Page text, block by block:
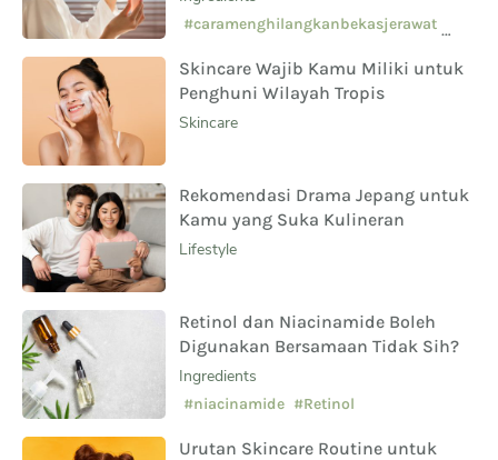
Sampingnya?
#caramenghilangkanbekasjerawat
#skincarepemula
Skincare Wajib Kamu Miliki untuk
Penghuni Wilayah Tropis
Skincare
Rekomendasi Drama Jepang untuk
Kamu yang Suka Kulineran
Lifestyle
Retinol dan Niacinamide Boleh
Digunakan Bersamaan Tidak Sih?
Ingredients
#niacinamide #Retinol
Urutan Skincare Routine untuk